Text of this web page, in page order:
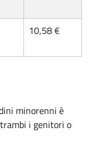
10,58 €
minorenni è
i genitori o